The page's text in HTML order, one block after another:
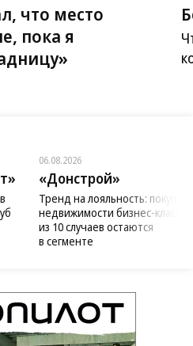
что место
пока я
06.08.2026
«Донстрой»
Тренд на лояльность:
недвижимости бизнес-класса
из 10 случаев остаются
в сегменте